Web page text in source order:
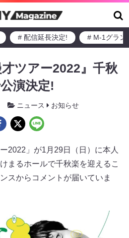
# 配信延長決定! # M-1グラン
才ツアー2022』千秋
演決定!
ニュース お知らせ
2022」が1月29日（日）に本人
まるホールで千秋楽を迎えるこ
スからコメントが届いていま